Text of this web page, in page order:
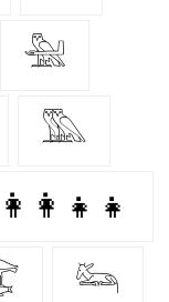
𓅖
𓅔
👩‍👩‍👧‍👧
𓃛